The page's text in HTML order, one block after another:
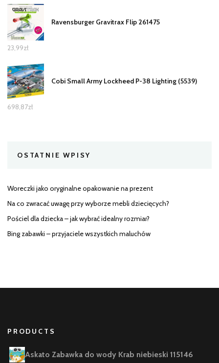
Ravensburger Gravitrax Flip 261475
23,99zł
Cobi Small Army Lockheed P-38 Lighting (5539)
698,87zł
OSTATNIE WPISY
Woreczki jako oryginalne opakowanie na prezent
Na co zwracać uwagę przy wyborze mebli dziecięcych?
Pościel dla dziecka – jak wybrać idealny rozmiar?
Bing zabawki – przyjaciele wszystkich maluchów
PRODUCTS
Askato Zabawka do wody Krab niebieski 115146